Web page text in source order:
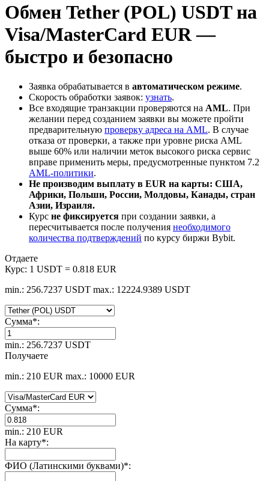
Обмен Tether (POL) USDT на
Visa/MasterCard EUR —
быстро и безопасно
Заявка обрабатывается в автоматическом режиме.
Скорость обработки заявок: узнать.
Все входящие транзакции проверяются на AML. При
желании перед созданием заявки вы можете пройти
предварительную проверку адреса на AML. В случае
отказа от проверки, а также при уровне риска AML
выше 60% или наличии меток высокого риска сервис
вправе применить меры, предусмотренные пунктом 7.2
AML-политики.
Не производим выплату в EUR на карты: США,
Африки, Польши, России, Молдовы, Канады, стран
Азии, Израиля.
Курс не фиксируется при создании заявки, а
пересчитывается после получения необходимого
количества подтверждений по курсу биржи Bybit.
Отдаете
Курс: 1 USDT = 0.818 EUR
min.: 256.7237 USDT max.: 12224.9389 USDT
Сумма*:
min.: 256.7237 USDT
Получаете
min.: 210 EUR max.: 10000 EUR
Сумма*:
min.: 210 EUR
На карту*:
ФИО (Латинскими буквами)*: